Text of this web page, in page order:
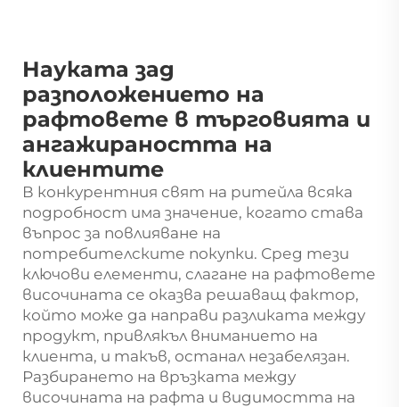
Науката зад
разположението на
рафтовете в търговията и
ангажираността на
клиентите
В конкурентния свят на ритейла всяка
подробност има значение, когато става
въпрос за повлияване на
потребителските покупки. Сред тези
ключови елементи, слагане на рафтовете
височината се оказва решаващ фактор,
който може да направи разликата между
продукт, привлякъл вниманието на
клиента, и такъв, останал незабелязан.
Разбирането на връзката между
височината на рафта и видимостта на